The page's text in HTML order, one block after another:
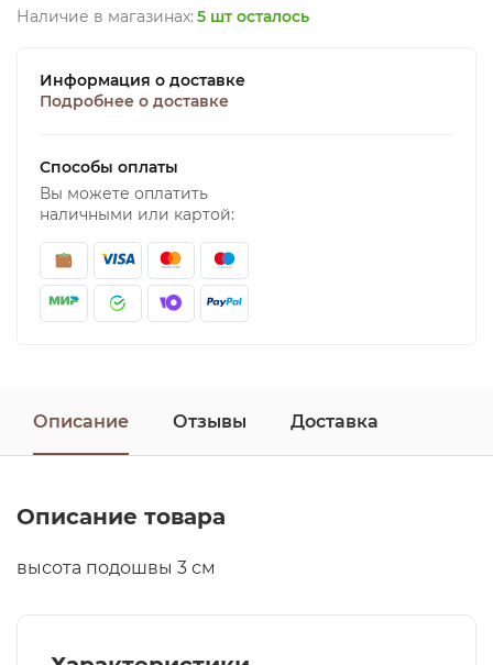
Наличие в магазинах: 5 шт осталось
Информация о доставке
Подробнее о доставке
Способы оплаты
Вы можете оплатить
наличными или картой:
Описание Отзывы Доставка
Описание товара
высота подошвы 3 см